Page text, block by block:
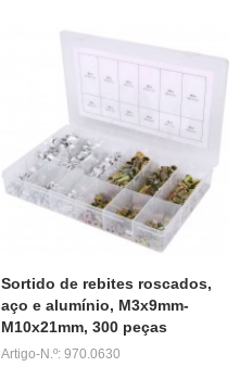
Sortido de rebites roscados,
aço e alumínio, M3x9mm-
M10x21mm, 300 peças
Artigo-N.º: 970.0630